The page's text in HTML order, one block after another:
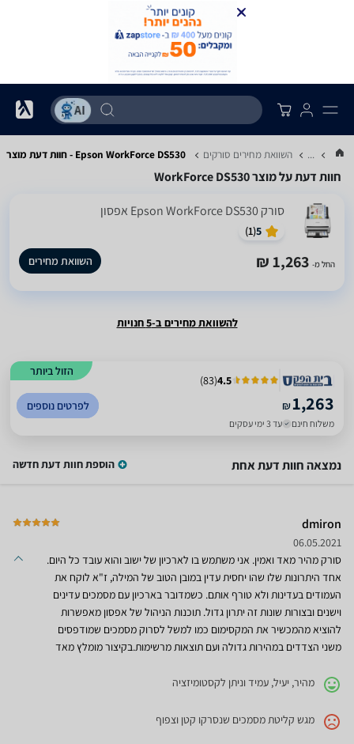
... השוואת מחירים סורקים Epson WorkForce DS530 - חוות דעת מוצר
חוות דעת על מוצר WorkForce DS530
סורק Epson WorkForce DS530 אפסון
5
(
1
)
החל מ- 1,263 ₪ השוואת מחירים
להשוואת מחירים ב-5 חנויות
הזול ביותר
4.5
(
83
)
₪1,263
משלוח חינם עד 3 ימי עסקים
לפרטים נוספים
נמצאה חוות דעת אחת הוספת חוות דעת חדשה
dmiron
06.05.2021
סורק מהיר מאד ואמין. אני משתמש בו לארכיון של ישוב והוא עובד כל היום.
אחד היתרונות שלו שהו יחסית עדין במובן הטוב של המילה, ז"א לוקח את
העמודים בעדינות ולא טורף אותם. כשמדובר בארכיון עם מסמכים עדינים
וישנים ובצורות שונות זה יתרון גדול. תוכנות הניהול של אפסון מאפשרות
להוציא מהמכשיר את המקסימום כמו למשל לסרוק מסמכים שמודפסים
משני הצדדים במהירות גדולה ועם תוצאות מרשימות.בקיצור מומלץ מאד
מהיר, יעיל, עמיד וניתן לקסטומיזציה
מגש קליטת מסמכים שנסרקו קטן וצפוף